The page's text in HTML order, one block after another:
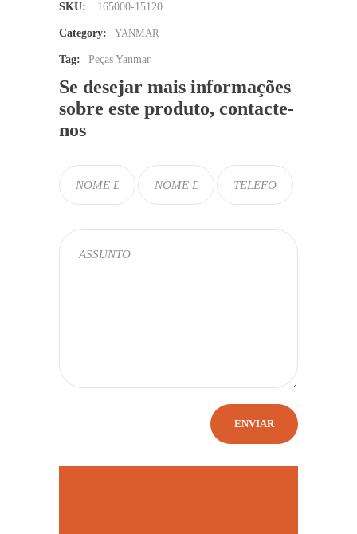
SKU: 165000-15120
Category: YANMAR
Tag: Peças Yanmar
Se desejar mais informações
sobre este produto, contacte-
nos